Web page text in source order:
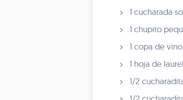
1 cucharada
1 chupito
1 copa de
1 hoja de
1/2